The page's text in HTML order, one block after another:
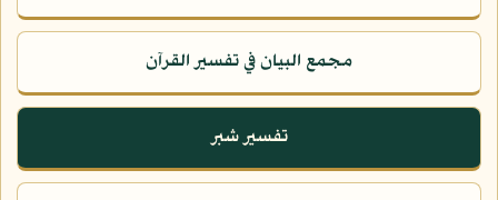
مجمع البيان في تفسير القرآن
تفسير شبر